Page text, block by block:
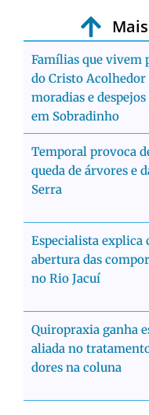
Famílias que vivem
do Cristo Acolhedor
moradias e
em Sobradinho
Temporal provoca
queda de árvores e
Serra
Especialista explica
abertura das
no Rio Jacuí
Quiropraxia ganha
aliada no
dores na coluna